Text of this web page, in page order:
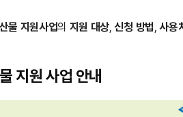
물 지원사업의 지원 대상,신청 방법,사용
지원 사업 안내